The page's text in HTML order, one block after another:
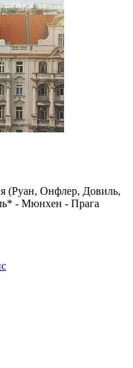
(Руан, Онфлер, Довиль,
- Мюнхен - Прага